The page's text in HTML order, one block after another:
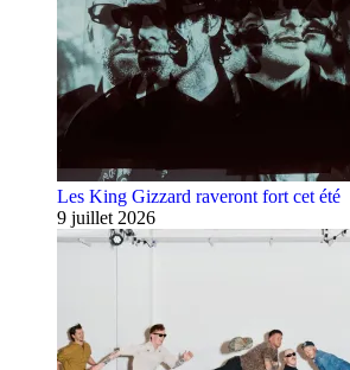
Les King Gizzard raveront fort cet été
9 juillet 2026